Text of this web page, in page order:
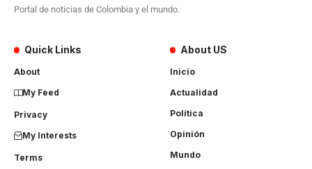
Portal de noticias de Colombia y el mundo.
Quick Links
About
My Feed
Privacy
My Interests
Terms
About US
Inicio
Actualidad
Política
Opinión
Mundo